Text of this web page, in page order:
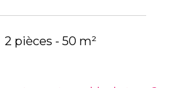
2 pièces - 50 m²